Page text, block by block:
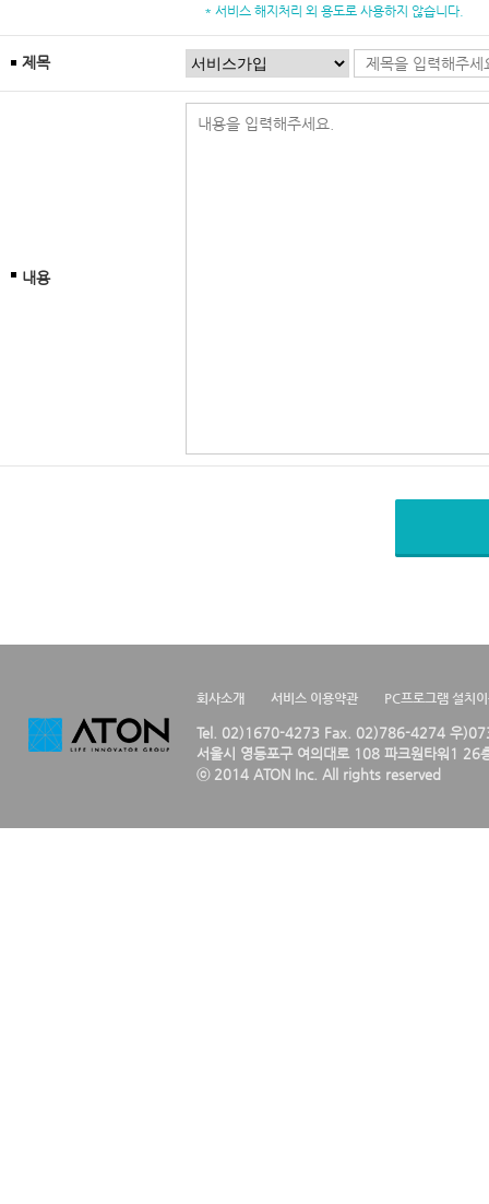
* 서비스 해지처리 외 용도로 사용하지 않습니다.
제목
내용
회사소개 서비스 이용약관 PC프로그램 설치
Tel. 02)1670-4273 Fax. 02)786-4274 우
서울시 영등포구 여의대로 108 파크원타워1 26
ⓒ 2014 ATON Inc. All rights reserved